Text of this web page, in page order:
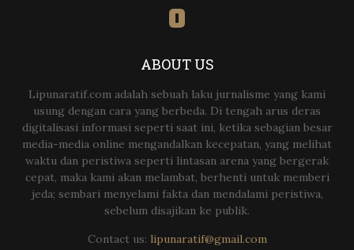
ABOUT US
Lipunaratif.com adalah sebuah laku jurnalisme yang kami
usung dengan cara yang berbeda. Di tengah arus deras
digitalisasi informasi seperti saat ini, ketika sebagian besar
media-media online mengandalkan kecepatan, yang melihat
waktu dan peristiwa seperti lintasan arena yang bergerak
cepat, maka kami akan melambat, berhenti untuk memberi
jeda; sembari menyelami fakta dan mendalami peristiwa,
sebelum disajikan ke publik.
Contact us: lipunaratif@gmail.com